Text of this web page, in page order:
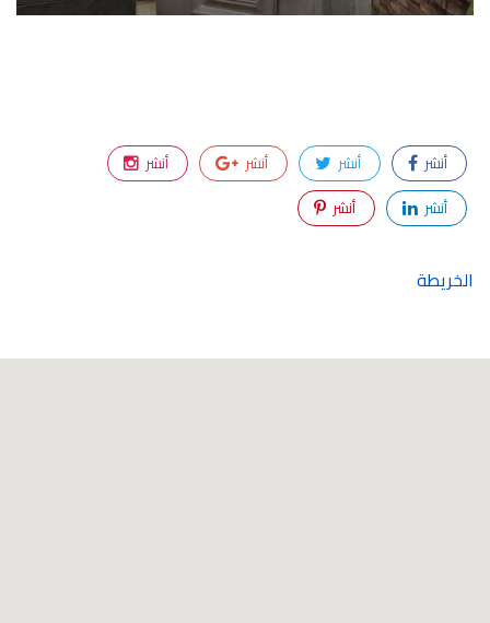
أنشر أنشر أنشر
أنشر
أنشر
أنشر
الخريطة